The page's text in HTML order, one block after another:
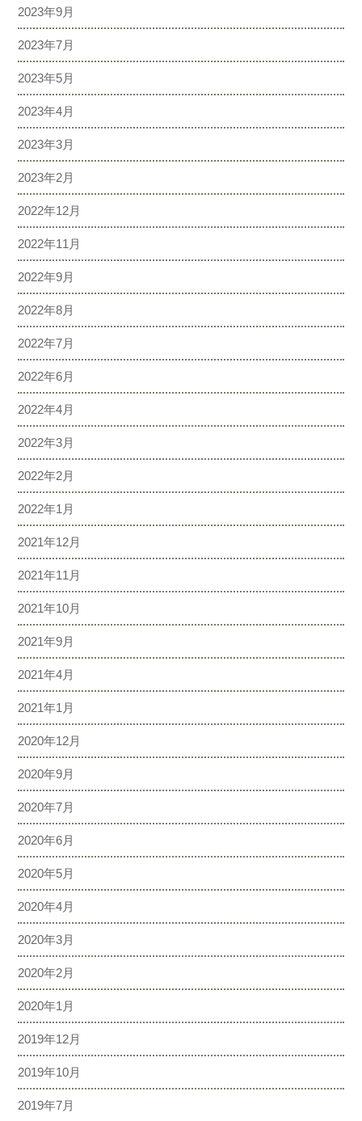
2023年9月
2023年7月
2023年5月
2023年4月
2023年3月
2023年2月
2022年12月
2022年11月
2022年9月
2022年8月
2022年7月
2022年6月
2022年4月
2022年3月
2022年2月
2022年1月
2021年12月
2021年11月
2021年10月
2021年9月
2021年4月
2021年1月
2020年12月
2020年9月
2020年7月
2020年6月
2020年5月
2020年4月
2020年3月
2020年2月
2020年1月
2019年12月
2019年10月
2019年7月